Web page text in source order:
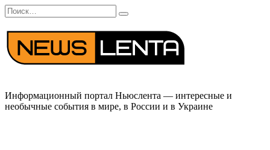
Перейти
к
содержанию
Search
for:
Информационный портал Ньюслента — интересные и
необычные события в мире, в России и в Украине